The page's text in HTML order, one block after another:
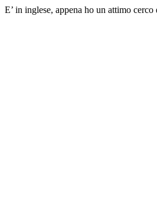
E’ in inglese, appena ho un attimo